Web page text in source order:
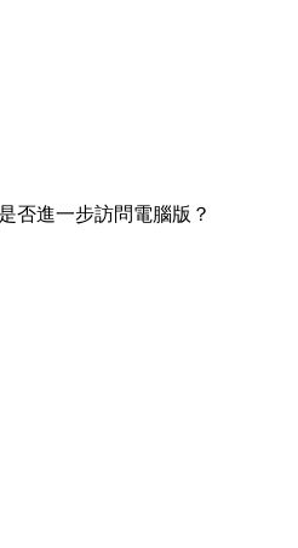
否進一步訪問電腦版？